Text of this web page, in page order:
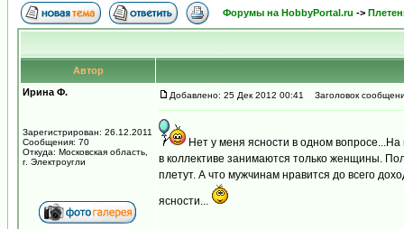
Форумы на HobbyPortal.ru ->
Автор
Ирина Ф.
Зарегистрирован: 26.12.2011
Сообщения: 70
Откуда: Московская область,
г. Электроугли
Добавлено: 25 Дек 2012 00:41 Заголовок
Нет у меня ясности в одном
в коллективе занимаются только женщины.
плетут. А что мужчинам нравится до всего
ясности...